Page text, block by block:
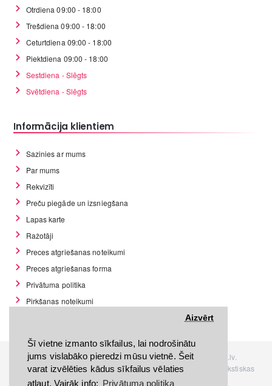
Šī vietne izmanto sīkfailus, lai nodrošinātu
jums vislabāko pieredzi mūsu vietnē. Šeit
varat izvēlēties kādus sīkfailus vēlaties
atļaut. Vairāk info: Privātuma politika
Aizvērt
Otrdiena 09:00 - 18:00
Trešdiena 09:00 - 18:00
Ceturtdiena 09:00 - 18:00
Piektdiena 09:00 - 18:00
Sestdiena - Slēgts
Svētdiena - Slēgts
Informācija klientiem
Sazinies ar mums
Par mums
Rekvizīti
Preču piegāde un izsniegšana
Lapas karte
Ražotāji
Preces atgriešanas noteikumi
Preces atgriešanas forma
Privātuma politika
Pirkšanas noteikumi
Visas tiesības rezervētas. Interneta veikals www.Discomania.lv.
Jebkuras Discomania.lv informācijas pārpublicēšana, bez rakstiskas
atļaujas, stingri aizliegta.